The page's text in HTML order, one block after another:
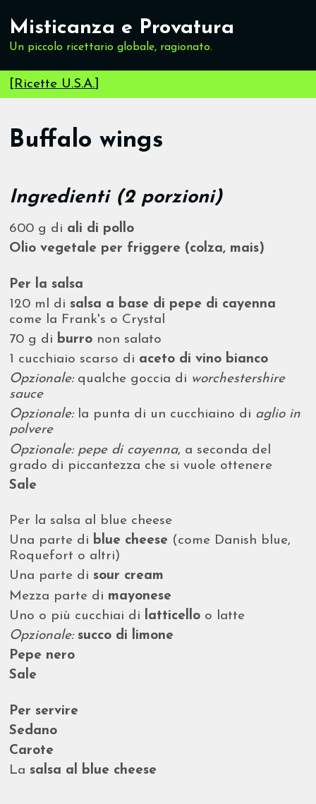
Misticanza e Provatura
Un piccolo ricettario globale, ragionato.
[Ricette U.S.A.]
Buffalo wings
Ingredienti (2 porzioni)
600 g di ali di pollo
Olio vegetale per friggere (colza, mais)
Per la salsa
120 ml disalsa a base di pepe di cayenna
come la Frank's o Crystal
70 g di burro non salato
1 cucchiaio scarso di aceto di vino bianco
Opzionale:qualche goccia di worchestershire
sauce
Opzionale:la punta di un cucchiaino di aglio in
polvere
Opzionale: pepe di cayenna, a seconda del
grado di piccantezza che si vuole ottenere
Sale
Per la salsa al blue cheese
Una parte di blue cheese (come Danish blue,
Roquefort o altri)
Una parte disour cream
Mezza parte di mayonese
Uno o più cucchiai di
latticello o latte
Opzionale: succo di limone
Pepe nero
Sale
Per servire
Sedano
Carote
Lasalsa al blue cheese